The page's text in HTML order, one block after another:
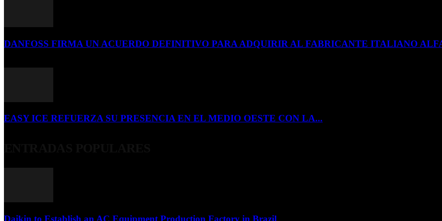
DANFOSS FIRMA UN ACUERDO DEFINITIVO PARA ADQUIRIR AL FABRICANTE ITALIANO
EASY ICE REFUERZA SU PRESENCIA EN EL MEDIO OESTE CON LA...
Daikin to Establish an AC Equipment Production Factory in Brazil